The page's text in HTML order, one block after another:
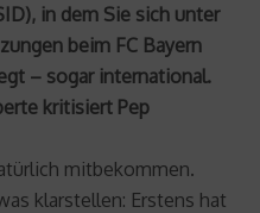
in dem Sie sich unter
beim FC Bayern
– sogar international.
kritisiert Pep
mitbekommen.
klarstellen: Erstens hat